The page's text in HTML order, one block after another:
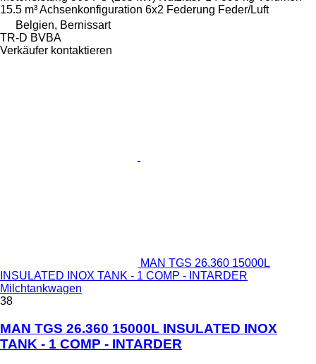
15.5 m³Achsenkonfiguration 6x2 Federung Feder/Luft
Belgien, Bernissart
TR-D BVBA
Verkäufer kontaktieren
MAN TGS 26.360 15000L
INSULATED INOX TANK - 1 COMP - INTARDER
Milchtankwagen
38
MAN TGS 26.360 15000L INSULATED INOX
TANK - 1 COMP - INTARDER